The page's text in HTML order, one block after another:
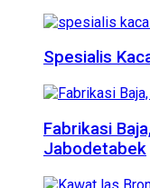
Spesialis
Fabrikasi
Jabodetabek